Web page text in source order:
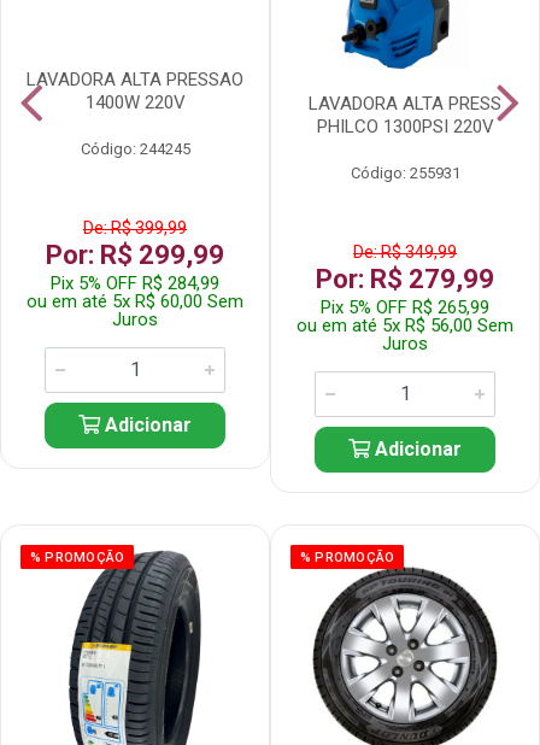
LAVADORA ALTA PRESSAO
1400W 220V
Código: 244245
De: R$ 399,99
Por: R$ 299,99
Pix 5% OFF R$ 284,99
ou em até 5x R$ 60,00 Sem
Juros
Adicionar
LAVADORA ALTA PRESS
PHILCO 1300PSI 220V
Código: 255931
De: R$ 349,99
Por: R$ 279,99
Pix 5% OFF R$ 265,99
ou em até 5x R$ 56,00 Sem
Juros
Adicionar
% PROMOÇÃO % PROMOÇÃO